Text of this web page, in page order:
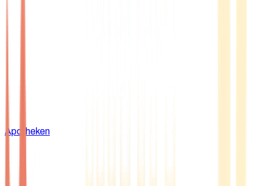
Apotheken